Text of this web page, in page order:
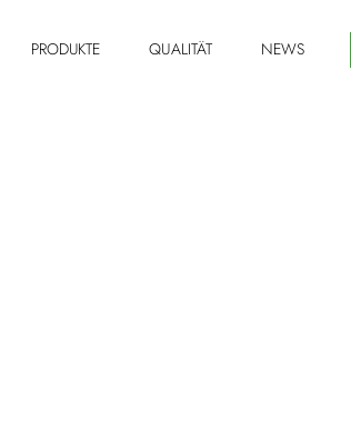
PRODUKTE QUALITÄT NEWS